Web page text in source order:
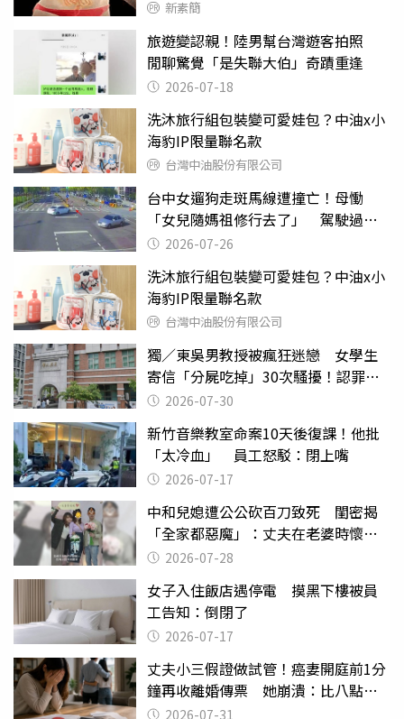
新素簡
旅遊變認親！陸男幫台灣遊客拍照
閒聊驚覺「是失聯大伯」奇蹟重逢
2026-07-18
洗沐旅行組包裝變可愛娃包？中油x小
海豹IP限量聯名款
台灣中油股份有限公司
台中女遛狗走斑馬線遭撞亡！母慟
「女兒隨媽祖修行去了」 駕駛過失
致死判9月
2026-07-26
洗沐旅行組包裝變可愛娃包？中油x小
海豹IP限量聯名款
台灣中油股份有限公司
獨／東吳男教授被瘋狂迷戀 女學生
寄信「分屍吃掉」30次騷擾！認罪免
關 2026-07-30
新竹音樂教室命案10天後復課！他批
「太冷血」 員工怒駁：閉上嘴
2026-07-17
中和兒媳遭公公砍百刀致死 閨密揭
「全家都惡魔」：丈夫在老婆時懷孕
摔東西
2026-07-28
女子入住飯店遇停電 摸黑下樓被員
工告知：倒閉了
2026-07-17
丈夫小三假證做試管！癌妻開庭前1分
鐘再收離婚傳票 她崩潰：比八點檔
還扯2026-07-31